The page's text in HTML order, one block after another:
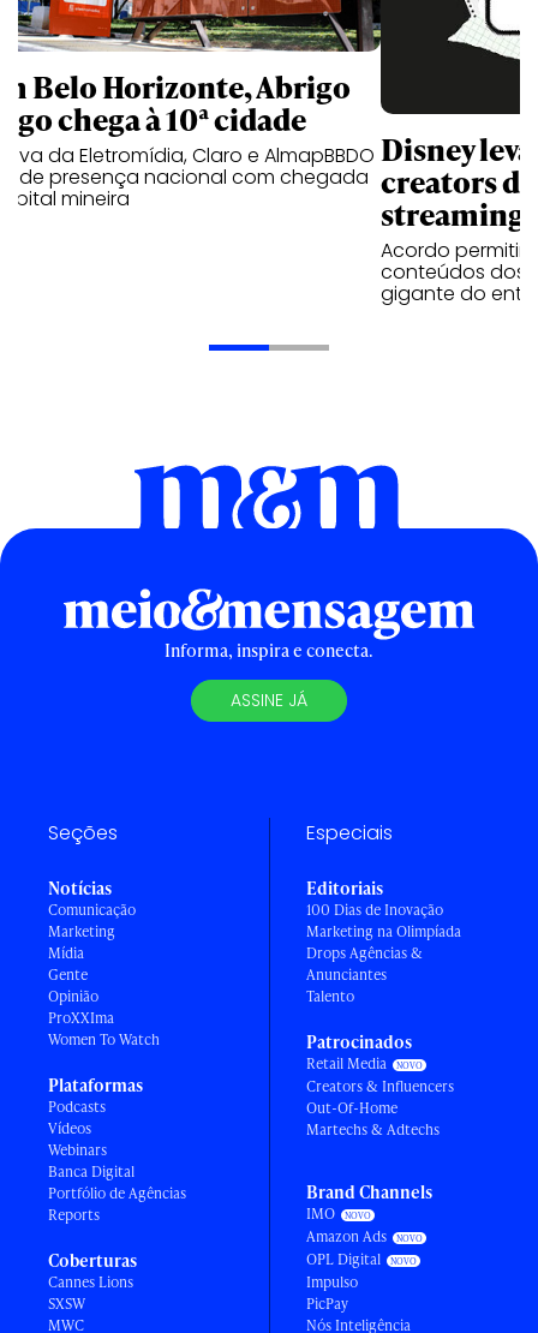
Belo Horizonte, Abrigo
chega à 10ª cidade
da Eletromídia, Claro e AlmapBBDO
presença nacional com chegada
mineira
Disney
creators
streaming
Acordo
conteúdos dos
gigante do
Informa, inspira e conecta.
ASSINE JÁ
Seções
Notícias
Comunicação
Marketing
Mídia
Gente
Opinião
ProXXIma
Women To Watch
Plataformas
Podcasts
Vídeos
Webinars
Banca Digital
Portfólio de Agências
Reports
Coberturas
Cannes Lions
SXSW
MWC
Especiais
Editoriais
100 Dias de Inovação
Marketing na Olimpíada
Drops Agências &
Anunciantes
Talento
Patrocinados
Retail Media
Creators & Influencers
Out-Of-Home
Martechs & Adtechs
Brand Channels
IMO
Amazon Ads
OPL Digital
Impulso
PicPay
Nós Inteligência